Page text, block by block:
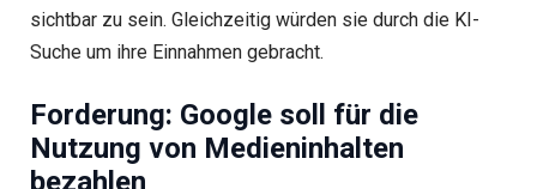
sichtbar zu sein. Gleichzeitig würden sie durch die KI-
Suche um ihre Einnahmen gebracht.
Forderung: Google soll für die
Nutzung von Medieninhalten
bezahlen